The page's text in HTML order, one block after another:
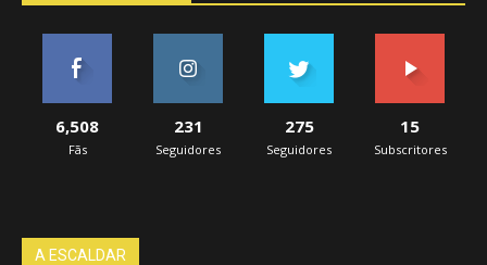
6,508
Fãs
231
Seguidores
275
Seguidores
15
Subscritores
A ESCALDAR